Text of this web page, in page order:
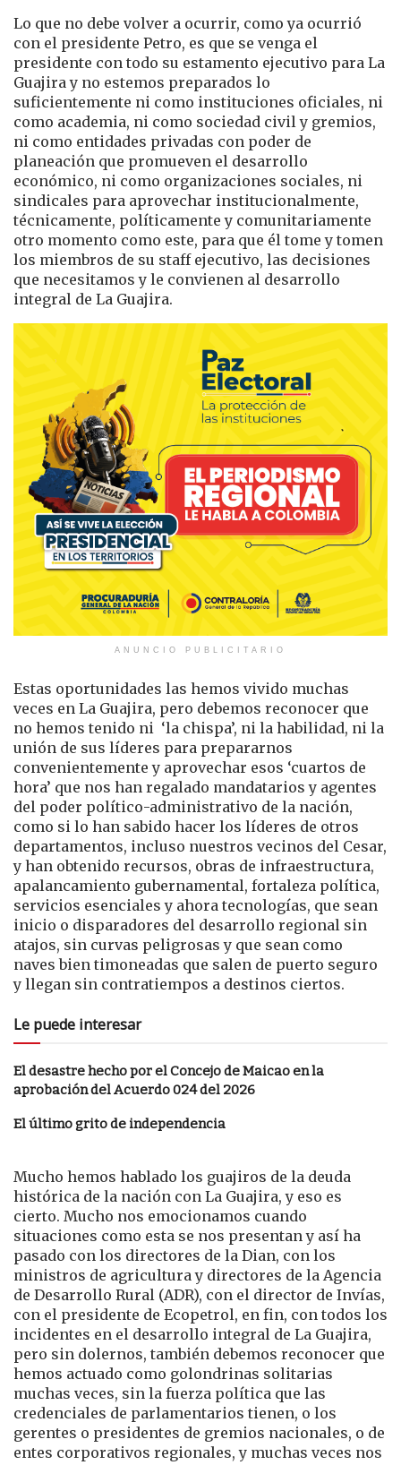
Lo que no debe volver a ocurrir, como ya ocurrió
con el presidente Petro, es que se venga el
presidente con todo su estamento ejecutivo para La
Guajira y no estemos preparados lo
suficientemente ni como instituciones oficiales, ni
como academia, ni como sociedad civil y gremios,
ni como entidades privadas con poder de
planeación que promueven el desarrollo
económico, ni como organizaciones sociales, ni
sindicales para aprovechar institucionalmente,
técnicamente, políticamente y comunitariamente
otro momento como este, para que él tome y tomen
los miembros de su staff ejecutivo, las decisiones
que necesitamos y le convienen al desarrollo
integral de La Guajira.
ANUNCIO PUBLICITARIO
Estas oportunidades las hemos vivido muchas
veces en La Guajira, pero debemos reconocer que
no hemos tenido ni ‘la chispa’, ni la habilidad, ni la
unión de sus líderes para prepararnos
convenientemente y aprovechar esos ‘cuartos de
hora’ que nos han regalado mandatarios y agentes
del poder político-administrativo de la nación,
como si lo han sabido hacer los líderes de otros
departamentos, incluso nuestros vecinos del Cesar,
y han obtenido recursos, obras de infraestructura,
apalancamiento gubernamental, fortaleza política,
servicios esenciales y ahora tecnologías, que sean
inicio o disparadores del desarrollo regional sin
atajos, sin curvas peligrosas y que sean como
naves bien timoneadas que salen de puerto seguro
y llegan sin contratiempos a destinos ciertos.
Le puede interesar
El desastre hecho por el Concejo de Maicao en la
aprobación del Acuerdo 024 del 2026
El último grito de independencia
Mucho hemos hablado los guajiros de la deuda
histórica de la nación con La Guajira, y eso es
cierto. Mucho nos emocionamos cuando
situaciones como esta se nos presentan y así ha
pasado con los directores de la Dian, con los
ministros de agricultura y directores de la Agencia
de Desarrollo Rural (ADR), con el director de Invías,
con el presidente de Ecopetrol, en fin, con todos los
incidentes en el desarrollo integral de La Guajira,
pero sin dolernos, también debemos reconocer que
hemos actuado como golondrinas solitarias
muchas veces, sin la fuerza política que las
credenciales de parlamentarios tienen, o los
gerentes o presidentes de gremios nacionales, o de
entes corporativos regionales, y muchas veces nos